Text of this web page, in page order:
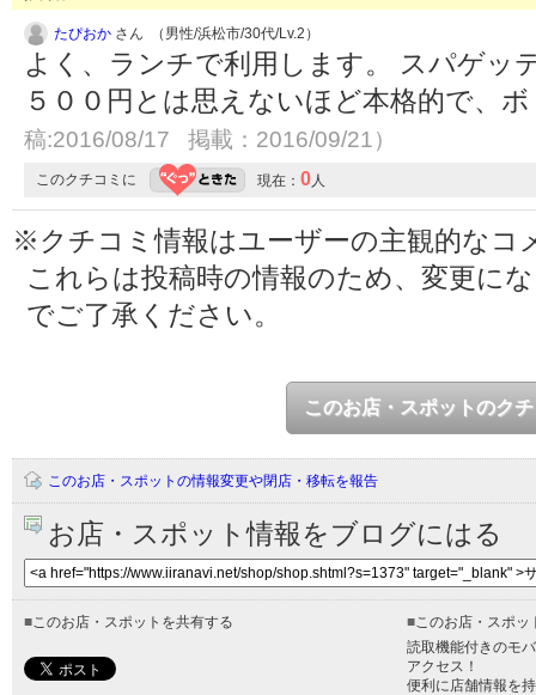
たぴおか さん （男性/浜松市/30代/Lv.2）
よく、ランチで利用します。 スパゲッ
５００円とは思えないほど本格的で、
稿:2016/08/17 掲載：2016/09/21）
このクチコミに 現在： 0人
※クチコミ情報はユーザーの主観的なコ
これらは投稿時の情報のため、変更に
でご了承ください。
このお店・スポットのク
このお店・スポットの情報変更や閉店・移転を報告
お店・スポット情報をブログにはる
■このお店・スポットを共有する ■このお店・スポッ
読取機能付きのモ
アクセス！
便利に店舗情報を